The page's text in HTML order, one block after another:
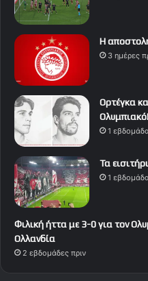
Η
3 ημέρες
Ορτέγκα
Ολυμπιακό!
1
Τα
1
Φιλική ήττα με 3-0 για τον
Ολλανδία
2 εβδομάδες πριν